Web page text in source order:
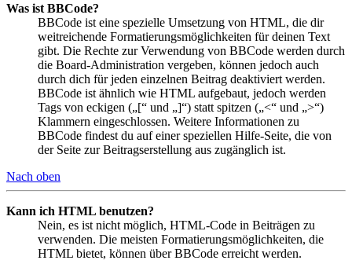
Was ist BBCode?
BBCode ist eine spezielle Umsetzung von HTML, die dir
weitreichende Formatierungsmöglichkeiten für deinen Text
gibt. Die Rechte zur Verwendung von BBCode werden durch
die Board-Administration vergeben, können jedoch auch
durch dich für jeden einzelnen Beitrag deaktiviert werden.
BBCode ist ähnlich wie HTML aufgebaut, jedoch werden
Tags von eckigen („[“ und „]“) statt spitzen („<“ und „>“)
Klammern eingeschlossen. Weitere Informationen zu
BBCode findest du auf einer speziellen Hilfe-Seite, die von
der Seite zur Beitragserstellung aus zugänglich ist.
Nach oben
Kann ich HTML benutzen?
Nein, es ist nicht möglich, HTML-Code in Beiträgen zu
verwenden. Die meisten Formatierungsmöglichkeiten, die
HTML bietet, können über BBCode erreicht werden.